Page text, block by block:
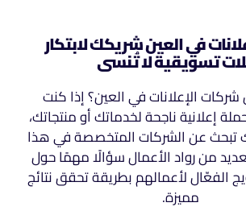
في العين شريكك لابتكار
تسويقية لا تُنسى
الإعلانات في العين؟ إذا كنت
إعلانية ناجحة لخدماتك أو منتجاتك،
تبحث عن الشركات المتخصصة في هذا
من رواد الأعمال سؤالًا مهمًا حول
الفعّال لأعمالهم بطريقة تحقق نتائج
مميزة.